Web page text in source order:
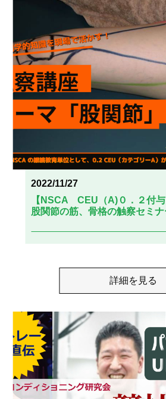
2022/11/27
【NSCA CEU（A)０．２付
股関節の筋、骨格の触察セミナ
詳細を見る